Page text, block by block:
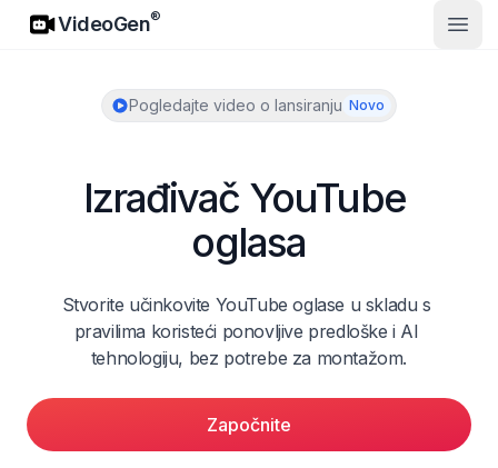
VideoGen
VideoGen®
Pogledajte video o lansiranju Novo
Izrađivač YouTube
oglasa
Stvorite učinkovite YouTube oglase u skladu s
pravilima koristeći ponovljive predloške i AI
tehnologiju, bez potrebe za montažom.
Započnite